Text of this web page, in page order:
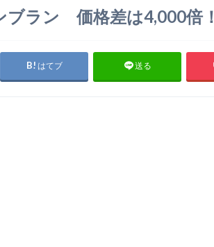
ブラン 価格差は4,000倍！
はてブ 送る